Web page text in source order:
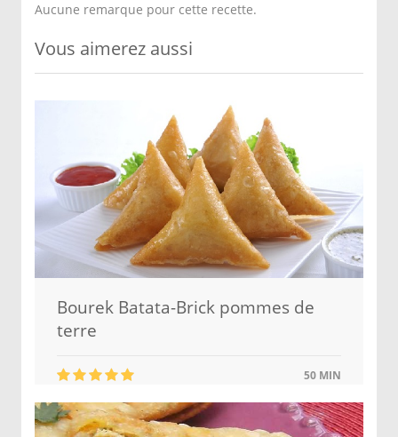
Aucune remarque pour cette recette.
Vous aimerez aussi
Bourek Batata-Brick pommes de
terre
50 MIN